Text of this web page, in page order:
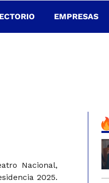
EMPRESAS
Nacional,
2025.